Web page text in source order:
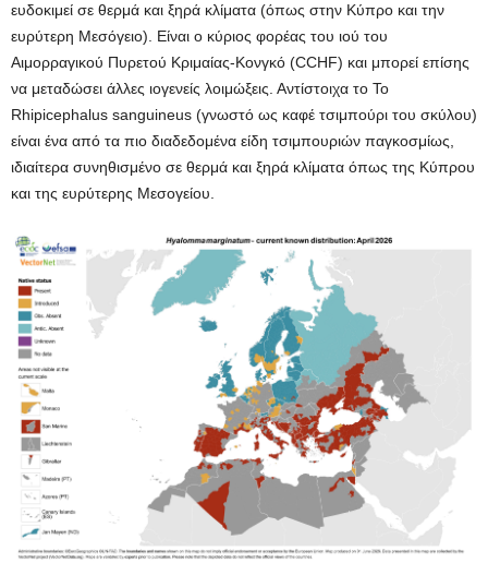
ευδοκιμεί σε θερμά και ξηρά κλίματα (όπως στην Κύπρο και την
ευρύτερη Μεσόγειο). Είναι ο κύριος φορέας του ιού του
Αιμορραγικού Πυρετού Κριμαίας-Κονγκό (CCHF) και μπορεί επίσης
να μεταδώσει άλλες ιογενείς λοιμώξεις. Αντίστοιχα το Το
Rhipicephalus sanguineus (γνωστό ως καφέ τσιμπούρι του σκύλου)
είναι ένα από τα πιο διαδεδομένα είδη τσιμπουριών παγκοσμίως,
ιδιαίτερα συνηθισμένο σε θερμά και ξηρά κλίματα όπως της Κύπρου
και της ευρύτερης Μεσογείου.